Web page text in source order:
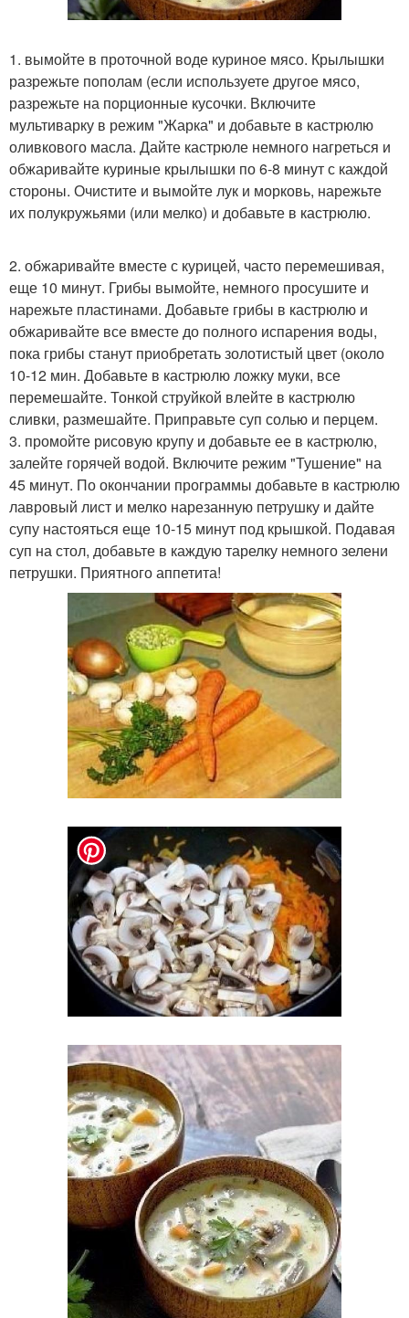
1. вымойте в проточной воде куриное мясо. Крылышки
разрежьте пополам (если используете другое мясо,
разрежьте на порционные кусочки. Включите
мультиварку в режим "Жарка" и добавьте в кастрюлю
оливкового масла. Дайте кастрюле немного нагреться и
обжаривайте куриные крылышки по 6-8 минут с каждой
стороны. Очистите и вымойте лук и морковь, нарежьте
их полукружьями (или мелко) и добавьте в кастрюлю.
2. обжаривайте вместе с курицей, часто перемешивая,
еще 10 минут. Грибы вымойте, немного просушите и
нарежьте пластинами. Добавьте грибы в кастрюлю и
обжаривайте все вместе до полного испарения воды,
пока грибы станут приобретать золотистый цвет (около
10-12 мин. Добавьте в кастрюлю ложку муки, все
перемешайте. Тонкой струйкой влейте в кастрюлю
сливки, размешайте. Приправьте суп солью и перцем.
3. промойте рисовую крупу и добавьте ее в кастрюлю,
залейте горячей водой. Включите режим "Тушение" на
45 минут. По окончании программы добавьте в кастрюлю
лавровый лист и мелко нарезанную петрушку и дайте
супу настояться еще 10-15 минут под крышкой. Подавая
суп на стол, добавьте в каждую тарелку немного зелени
петрушки. Приятного аппетита!